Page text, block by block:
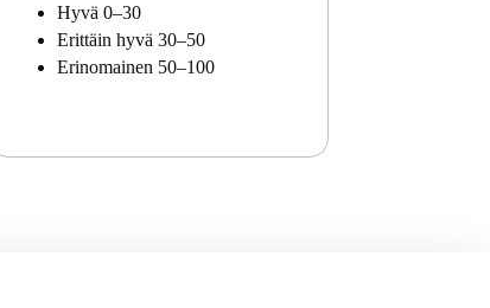
Hyvä 0–30
Erittäin hyvä 30–50
Erinomainen 50–100